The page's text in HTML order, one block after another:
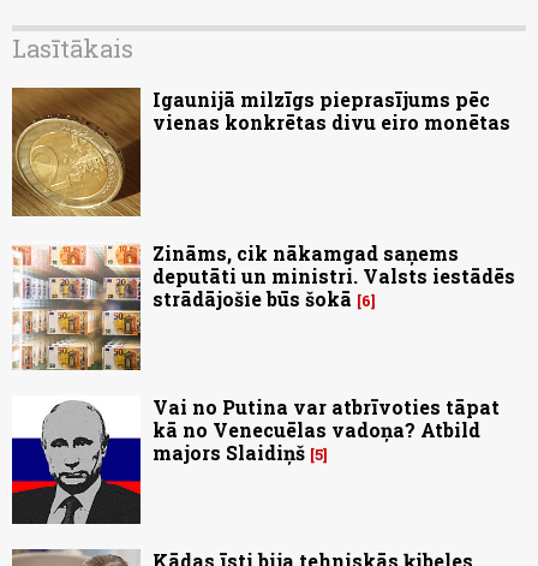
Lasītākais
Igaunijā milzīgs pieprasījums pēc
vienas konkrētas divu eiro monētas
Zināms, cik nākamgad saņems
deputāti un ministri. Valsts iestādēs
strādājošie būs šokā
6
Vai no Putina var atbrīvoties tāpat
kā no Venecuēlas vadoņa? Atbild
majors Slaidiņš 5
Kādas īsti bija tehniskās ķibeles